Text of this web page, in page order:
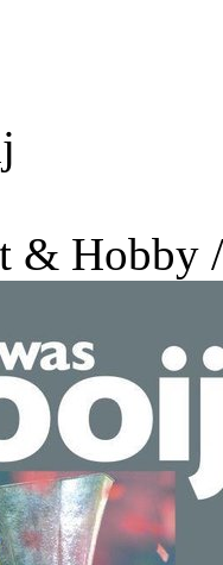
& Hobby